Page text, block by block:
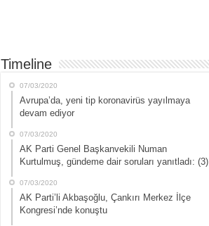
Timeline
07/03/2020
Avrupa’da, yeni tip koronavirüs yayılmaya
devam ediyor
07/03/2020
AK Parti Genel Başkanvekili Numan
Kurtulmuş, gündeme dair soruları yanıtladı: (3)
07/03/2020
AK Parti’li Akbaşoğlu, Çankırı Merkez İlçe
Kongresi’nde konuştu